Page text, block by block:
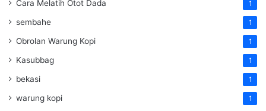
Cara Melatih Otot Dada 1
sembahe 1
Obrolan Warung Kopi 1
Kasubbag 1
bekasi 1
warung kopi 1